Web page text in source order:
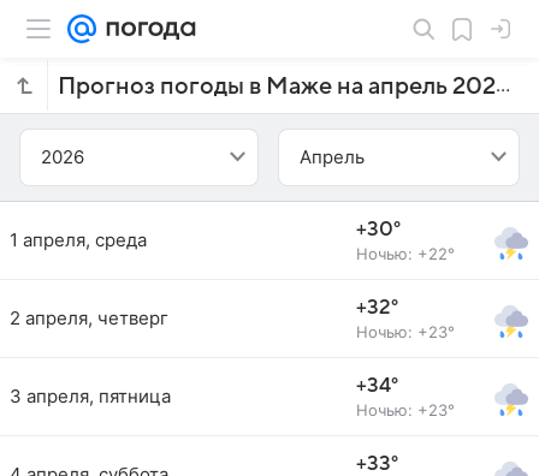
Прогноз погоды в Маже на апрель 2026 года
2026 Апрель
1 апреля, среда +30°
Ночью: +22°
2 апреля, четверг +32°
Ночью: +23°
3 апреля, пятница +34°
Ночью: +23°
+33°